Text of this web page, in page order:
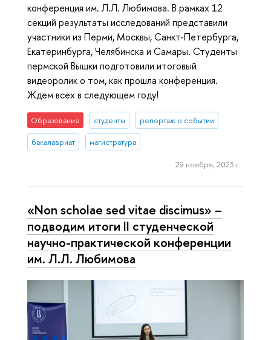
конференция им. Л.Л. Любимова. В рамках 12
секций результаты исследований представили
участники из Перми, Москвы, Санкт-Петербурга,
Екатеринбурга, Челябинска и Самары. Студенты
пермской Вышки подготовили итоговый
видеоролик о том, как прошла конференция.
Ждем всех в следующем году!
Образование студенты репортаж о событии
бакалавриат магистратура
29 ноября, 2023 г.
«Non scholae sed vitae discimus» –
подводим итоги II студенческой
научно-практической конференции
им. Л.Л. Любимова